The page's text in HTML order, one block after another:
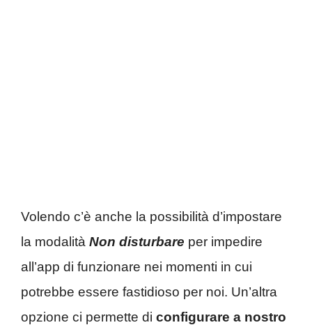
Volendo c’è anche la possibilità d’impostare
la modalità Non disturbare per impedire
all’app di funzionare nei momenti in cui
potrebbe essere fastidioso per noi. Un’altra
opzione ci permette di configurare a nostro